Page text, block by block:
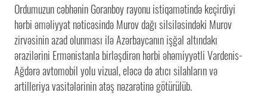
Ordumuzun cəbhənin Goranboy rayonu istiqamətində keçirdiyi
hərbi əməliyyat nəticəsində Murov dağı silsiləsindəki Murov
zirvəsinin azad olunması ilə Azərbaycanın işğal altındakı
ərazilərini Ermənistanla birləşdirən hərbi əhəmiyyətli Vardenis-
Ağdərə avtomobil yolu vizual, eləcə də atıcı silahların və
artilleriya vasitələrinin atəş nəzarətinə götürülüb.